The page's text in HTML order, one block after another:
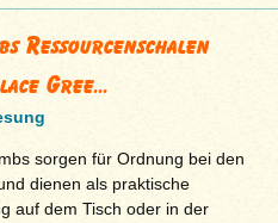
Ressourcenschalen
Gree...
sorgen für Ordnung bei den
dienen als praktische
auf dem Tisch oder in der